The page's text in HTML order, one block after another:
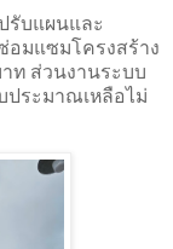
รับแผนและ
อมแซมโครงสร้าง
ท ส่วนงานระบบ
ประมาณเหลือไม่